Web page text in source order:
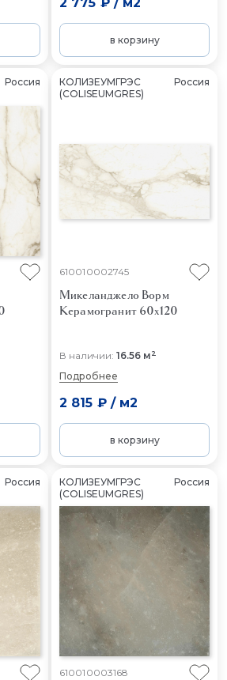
в корзину
Россия
КОЛИЗЕУМГРЭС
(COLISEUMGRES)
Россия
610010002745
Микеланджело Ворм
Керамогранит 60x120
В наличии: 16.56 м2
Подробнее
2 815 ₽/ м2
в корзину
Россия
КОЛИЗЕУМГРЭС
(COLISEUMGRES)
Россия
610010003168